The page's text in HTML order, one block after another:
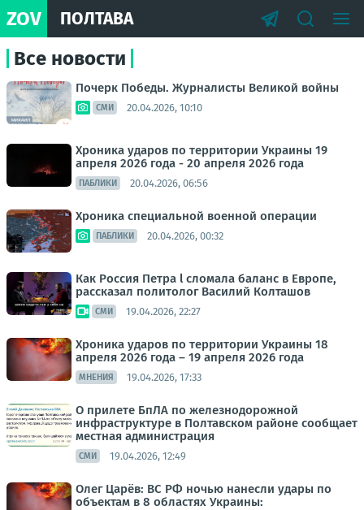
ZOV ПОЛТАВА
Все новости
Почерк Победы. Журналисты Великой войны
СМИ 20.04.2026, 10:10
Хроника ударов по территории Украины 19
апреля 2026 года - 20 апреля 2026 года
ПАБЛИКИ 20.04.2026, 06:56
Хроника специальной военной операции
ПАБЛИКИ 20.04.2026, 00:32
Как Россия Петра l сломала баланс в Европе,
рассказал политолог Василий Колташов
СМИ 19.04.2026, 22:27
Хроника ударов по территории Украины 18
апреля 2026 года – 19 апреля 2026 года
МНЕНИЯ 19.04.2026, 17:33
О прилете БпЛА по железнодорожной
инфраструктуре в Полтавском районе сообщает
местная администрация
СМИ 19.04.2026, 12:49
Олег Царёв: ВС РФ ночью нанесли удары по
объектам в 8 областях Украины: